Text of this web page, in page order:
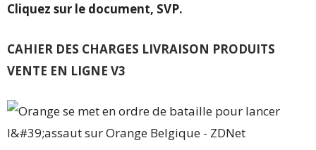
Cliquez sur le document, SVP.
CAHIER DES CHARGES LIVRAISON PRODUITS
VENTE EN LIGNE V3